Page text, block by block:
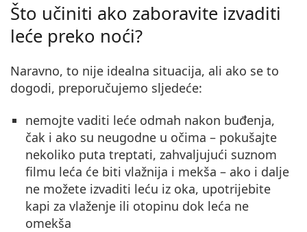
Što učiniti ako zaboravite izvaditi
leće preko noći?
Naravno, to nije idealna situacija, ali ako se to
dogodi, preporučujemo sljedeće:
nemojte vaditi leće odmah nakon buđenja,
čak i ako su neugodne u očima – pokušajte
nekoliko puta treptati, zahvaljujući suznom
filmu leća će biti vlažnija i mekša – ako i dalje
ne možete izvaditi leću iz oka, upotrijebite
kapi za vlaženje ili otopinu dok leća ne
omekša